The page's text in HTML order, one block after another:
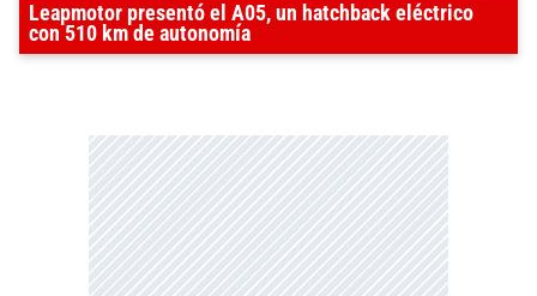
Leapmotor presentó el A05, un hatchback eléctrico
con 510 km de autonomía